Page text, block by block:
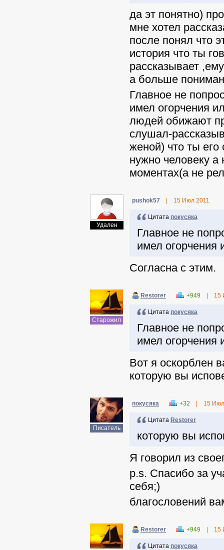
да эт понятно)
мне хотел
после понял что
история что ты
рассказывает
а больше
Главное не
имел огорчения
людей обижают
слушал-
женой) что ты его
нужно человеку а
моментах(а не
Удален
pushok57 15 Июл 2011
Цитата покусяка
Главное не
имел огорчения
Согласна с этим.
Старожил
Restorer +949 15
Цитата покусяка
Главное не
имел огорчения
Вот я оскорблен
которую вы
Писатель
покусяка +32 15
Цитата Restorer
которую вы
Я говорил из
p.s. Спасибо за
себя;)
благословений
Restorer +949 15
Цитата покусяка